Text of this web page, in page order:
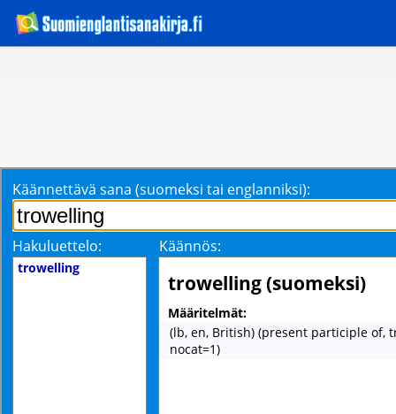
Käännettävä sana (suomeksi tai englanniksi):
Hakuluettelo: Käännös:
trowelling
trowelling (suomeksi)
Määritelmät:
(lb, en, British) (present participle of,
nocat=1)